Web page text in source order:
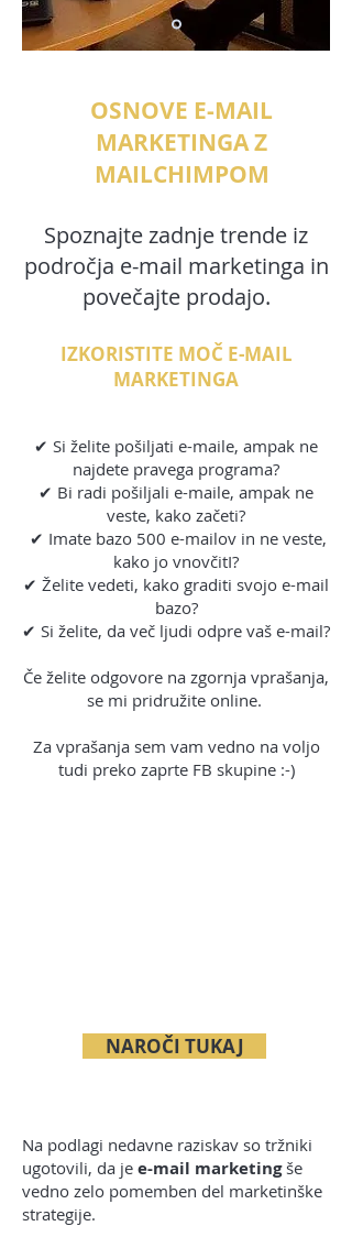
OSNOVE E-MAIL
MARKETINGA Z
MAILCHIMPOM
Spoznajte zadnje trende iz
področja e-mail marketinga in
povečajte prodajo.
IZKORISTITE MOČ E-MAIL
MARKETINGA
✔ Si želite pošiljati e-maile, ampak ne
najdete pravega programa?
✔ Bi radi pošiljali e-maile, ampak ne
veste, kako začeti?
✔ Imate bazo 500 e-mailov in ne veste,
kako jo vnovčitI?
✔ Želite vedeti, kako graditi svojo e-mail
bazo?
✔ Si želite, da več ljudi odpre vaš e-mail?
Če želite odgovore na zgornja vprašanja,
se mi pridružite online.
Za vprašanja sem vam vedno na voljo
tudi preko zaprte FB skupine :-)
NAROČI TUKAJ
Na podlagi nedavne raziskav so tržniki
ugotovili, da je e-mail marketingše
vedno zelo pomemben del marketinške
strategije.